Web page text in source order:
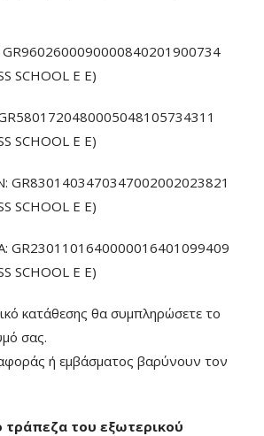
GR9602600090000840201900734
SCHOOL E E)
SCHOOL E E)
GR8301403470347002002023821
SCHOOL E E)
GR2301101640000016401099409
SCHOOL E E)
κατάθεσης θα συμπληρώσετε το
σας.
ή εμβάσματος βαρύνουν τον
τράπεζα του εξωτερικού